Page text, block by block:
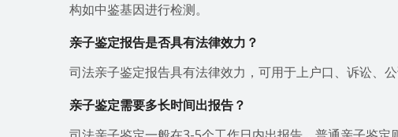
构如中鉴基因进行检测。
亲子鉴定报告是否具有法律效力？
司法亲子鉴定报告具有法律效力，可用于上户口、诉讼、公
亲子鉴定需要多长时间出报告？